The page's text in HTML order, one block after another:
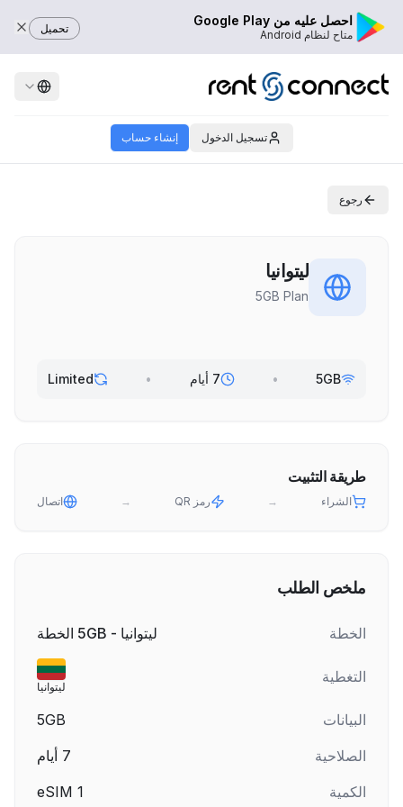
احصل عليه من Google Play
متاح لنظام Android تحميل
تسجيل الدخول إنشاء حساب
رجوع
ليتوانيا
5GB Plan
5GB
• 7 أيام •
Limited
طريقة التثبيت
الشراء → رمز QR → اتصال
ملخص الطلب
الخطة ليتوانيا - 5GB الخطة
التغطية
ليتوانيا
البيانات
5GB
الصلاحية
7 أيام
الكمية
1